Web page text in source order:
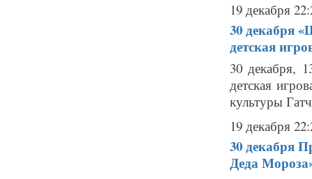
19 декабря
30 декабря
детская
30 декабря,
детская
культуры
19 декабря
30 декабря
Деда